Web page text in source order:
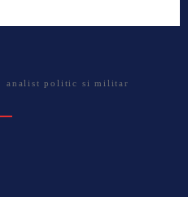
analist politic si militar